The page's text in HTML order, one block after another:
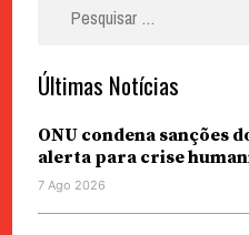
Últimas Notícias
ONU condena sanções
alerta para crise
7 Ago 2026